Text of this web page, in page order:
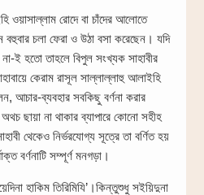
ওয়াসাল্লাম রোদে বা চাঁদের আলোতে
বহুবার চলা ফেরা ও উঠা বসা করেছেন। যদি
না-ই হতো তাহলে বিপুল সংখ্যক সাহাবীর
কেরাম রাসূল সাল্লাল্লাহু আলাইহি
আচার-ব্যবহার সবকিছু বর্ণনা করার
ছায়া না থাকার ব্যাপারে কোনো সহীহ
থেকেও নির্ভরযোগ্য সূত্রে তা বর্ণিত হয়
বর্ণনাটি সম্পূর্ণ মনগড়া।
হাকিম তিরিমিযি’।কিন্তুশুধু সইয়িদুনা